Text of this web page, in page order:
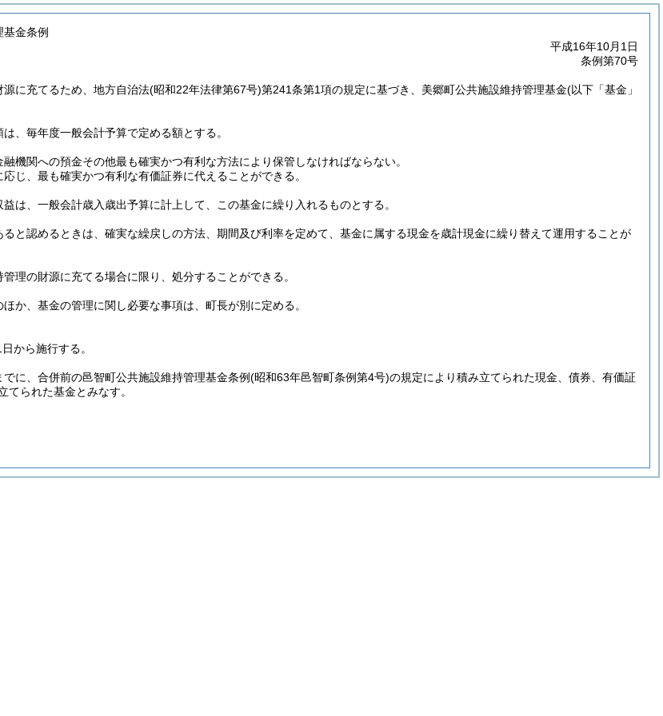
金条例
平成16年10月1日
条例第70号
に充てるため、地方自治法(昭和22年法律第67号)第241条第1項の規定に基づき、美郷町公共施設維持管理基金(以下「基金」
、毎年度一般会計予算で定める額とする。
機関への預金その他最も確実かつ有利な方法により保管しなければならない。
じ、最も確実かつ有利な有価証券に代えることができる。
は、一般会計歳入歳出予算に計上して、この基金に繰り入れるものとする。
と認めるときは、確実な繰戻しの方法、期間及び利率を定めて、基金に属する現金を歳計現金に繰り替えて運用することが
理の財源に充てる場合に限り、処分することができる。
か、基金の管理に関し必要な事項は、町長が別に定める。
から施行する。
に、合併前の邑智町公共施設維持管理基金条例(昭和63年邑智町条例第4号)の規定により積み立てられた現金、債券、有価証
てられた基金とみなす。